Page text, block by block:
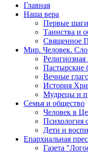
Главная
Наша вера
Первые
Таинства и
Священное
Мир. Человек.
Пастырские
Вечные
История
Мудрецы и
Семья и общество
Человек в
Психология
Дети и
Епархиальная
Газета